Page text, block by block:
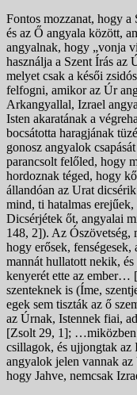
Fontos mozzanat, hogy a
és az Ő angyala között,
angyalnak, hogy „vonja
használja a Szent Írás az
melyet csak a késői
felfogni, amikor az Úr
Arkangyallal, Izrael
Isten akaratának a
bocsátotta haragjának
gonosz angyalok
parancsolt felőled, hogy
hordoznak téged, hogy
állandóan az Urat
mind, ti hatalmas
Dicsérjétek őt, angyalai
148, 2]). Az Ószövetség,
hogy erősek,
mannát hullatott nekik,
kenyerét ette az ember…
szenteknek is (Íme,
egek sem tiszták az ő
az Úrnak, Istennek fiai,
[Zsolt 29, 1]; …miközben
csillagok, és ujjongtak
angyalok jelen vannak
hogy Jahve, nemcsak